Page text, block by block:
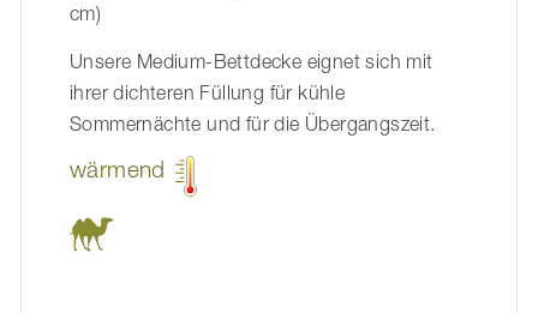
cm)
Unsere Medium-Bettdecke eignet sich mit
ihrer dichteren Füllung für kühle
Sommernächte und für die Übergangszeit.
wärmend